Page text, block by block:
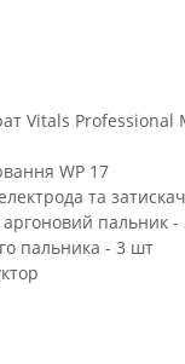
Vitals Professional
WP 17
та
пальник
пальника - 3 шт